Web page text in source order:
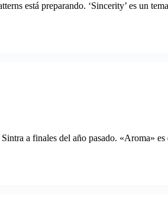
está preparando. ‘Sincerity’ es un
a finales del año pasado. «Aroma» es